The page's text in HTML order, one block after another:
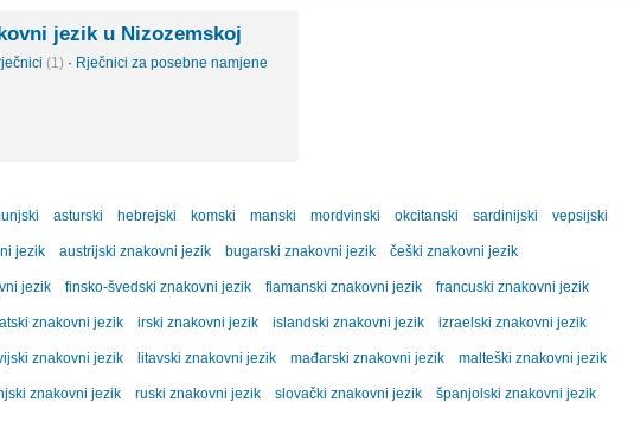
jezik u Nizozemskoj
(1) · Rječnici za posebne namjene
asturski hebrejski komski manski mordvinski okcitanski sardinijski vepsijski
jezik austrijski znakovni jezik bugarski znakovni jezik češki znakovni jezik
jezik finsko-švedski znakovni jezik flamanski znakovni jezik francuski znakovni jezik
znakovni jezik irski znakovni jezik islandski znakovni jezik izraelski znakovni jezik
znakovni jezik litavski znakovni jezik mađarski znakovni jezik malteški znakovni jezik
znakovni jezik ruski znakovni jezik slovački znakovni jezik španjolski znakovni jezik